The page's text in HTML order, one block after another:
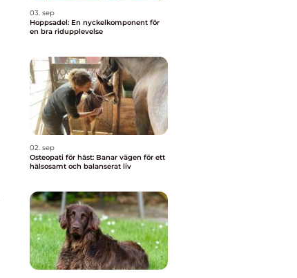
03. sep
Hoppsadel: En nyckelkomponent för
en bra ridupplevelse
02. sep
Osteopati för häst: Banar vägen för ett
hälsosamt och balanserat liv